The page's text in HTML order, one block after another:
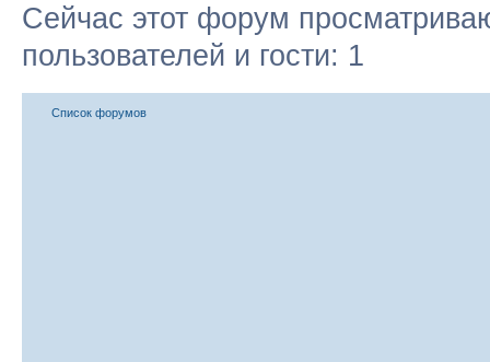
Сейчас этот форум
пользователей и гости: 1
Список форумов